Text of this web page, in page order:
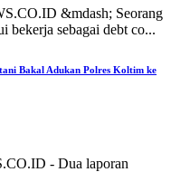
&mdash; Seorang
bekerja sebagai debt co...
Bakal Adukan Polres Koltim ke
- Dua laporan